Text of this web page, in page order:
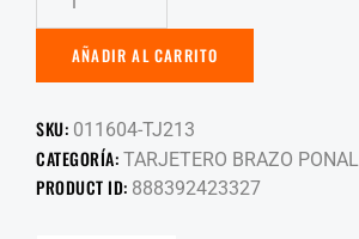
AÑADIR AL CARRITO
SKU: 011604-TJ213
CATEGORÍA: TARJETERO BRAZO PONAL
PRODUCT ID: 888392423327